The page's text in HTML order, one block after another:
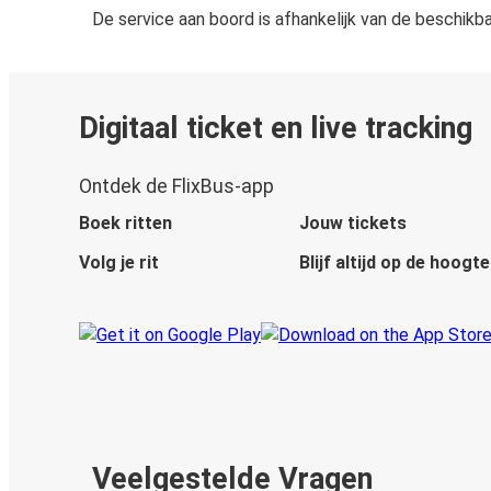
De service aan boord is afhankelijk van de
Digitaal ticket en live tracking
Ontdek de FlixBus-app
Boek ritten
Jouw tickets
Volg je rit
Blijf altijd op de hoogte
Veelgestelde Vragen